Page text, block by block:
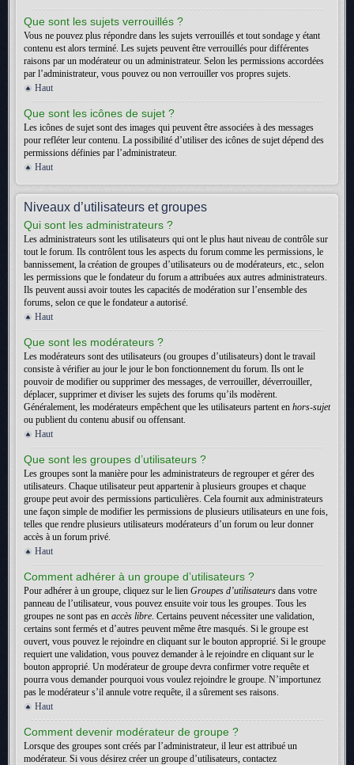
Que sont les sujets verrouillés ?
Vous ne pouvez plus répondre dans les sujets verrouillés et tout sondage y étant
contenu est alors terminé. Les sujets peuvent être verrouillés pour différentes
raisons par un modérateur ou un administrateur. Selon les permissions accordées
par l’administrateur, vous pouvez ou non verrouiller vos propres sujets.
Haut
Que sont les icônes de sujet ?
Les icônes de sujet sont des images qui peuvent être associées à des messages
pour refléter leur contenu. La possibilité d’utiliser des icônes de sujet dépend des
permissions définies par l’administrateur.
Haut
Niveaux d’utilisateurs et groupes
Qui sont les administrateurs ?
Les administrateurs sont les utilisateurs qui ont le plus haut niveau de contrôle sur
tout le forum. Ils contrôlent tous les aspects du forum comme les permissions, le
bannissement, la création de groupes d’utilisateurs ou de modérateurs, etc., selon
les permissions que le fondateur du forum a attribuées aux autres administrateurs.
Ils peuvent aussi avoir toutes les capacités de modération sur l’ensemble des
forums, selon ce que le fondateur a autorisé.
Haut
Que sont les modérateurs ?
Les modérateurs sont des utilisateurs (ou groupes d’utilisateurs) dont le travail
consiste à vérifier au jour le jour le bon fonctionnement du forum. Ils ont le
pouvoir de modifier ou supprimer des messages, de verrouiller, déverrouiller,
déplacer, supprimer et diviser les sujets des forums qu’ils modèrent.
Généralement, les modérateurs empêchent que les utilisateurs partent en hors-sujet
ou publient du contenu abusif ou offensant.
Haut
Que sont les groupes d’utilisateurs ?
Les groupes sont la manière pour les administrateurs de regrouper et gérer des
utilisateurs. Chaque utilisateur peut appartenir à plusieurs groupes et chaque
groupe peut avoir des permissions particulières. Cela fournit aux administrateurs
une façon simple de modifier les permissions de plusieurs utilisateurs en une fois,
telles que rendre plusieurs utilisateurs modérateurs d’un forum ou leur donner
accès à un forum privé.
Haut
Comment adhérer à un groupe d’utilisateurs ?
Pour adhérer à un groupe, cliquez sur le lien Groupes d’utilisateurs dans votre
panneau de l’utilisateur, vous pouvez ensuite voir tous les groupes. Tous les
groupes ne sont pas en accès libre. Certains peuvent nécessiter une validation,
certains sont fermés et d’autres peuvent même être masqués. Si le groupe est
ouvert, vous pouvez le rejoindre en cliquant sur le bouton approprié. Si le groupe
requiert une validation, vous pouvez demander à le rejoindre en cliquant sur le
bouton approprié. Un modérateur de groupe devra confirmer votre requête et
pourra vous demander pourquoi vous voulez rejoindre le groupe. N’importunez
pas le modérateur s’il annule votre requête, il a sûrement ses raisons.
Haut
Comment devenir modérateur de groupe ?
Lorsque des groupes sont créés par l’administrateur, il leur est attribué un
modérateur. Si vous désirez créer un groupe d’utilisateurs, contactez